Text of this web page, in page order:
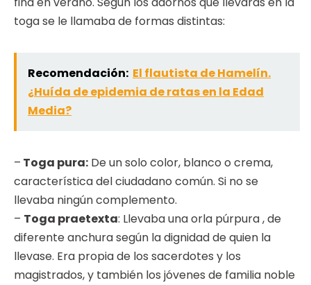
toga se le llamaba de formas distintas:
Recomendación: El flautista de Hamelín.
¿Huída de epidemia de ratas en la Edad
Media?
– Toga pura: De un solo color, blanco o crema,
característica del ciudadano común. Si no se
llevaba ningún complemento.
– Toga praetexta: Llevaba una orla púrpura , de
diferente anchura según la dignidad de quien la
llevase. Era propia de los sacerdotes y los
magistrados, y también los jóvenes de familia noble